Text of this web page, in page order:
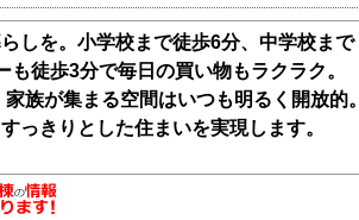
しを。小学校まで徒歩6分、中学校まで
徒歩3分で毎日の買い物もラクラク。
族が集まる空間はいつも明るく開放的。
っきりとした住まいを実現します。
高い等級を取得